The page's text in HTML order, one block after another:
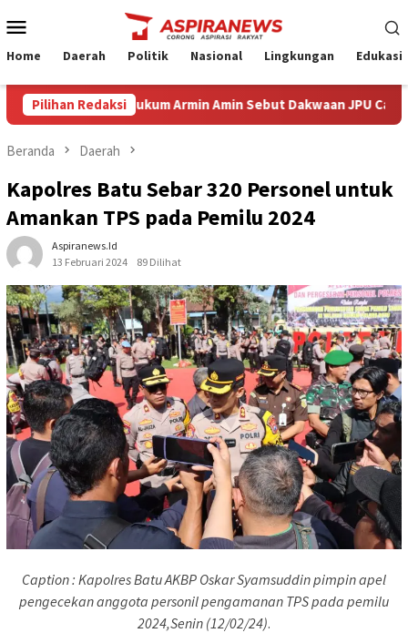
ke
Mobile
Home Daerah Politik Nasional Lingkungan Edukasi
Pilihan Redaksi
Kuasa Hukum Armin Amin Sebut Dakwaan JPU Cacat
Beranda Daerah
Kapolres Batu Sebar 320 Personel untuk
Amankan TPS pada Pemilu 2024
Aspiranews.id
13 Februari 2024
89 Dilihat
Caption : Kapolres Batu AKBP Oskar Syamsuddin pimpin apel
pengecekan anggota personil pengamanan TPS pada pemilu
2024,Senin (12/02/24).